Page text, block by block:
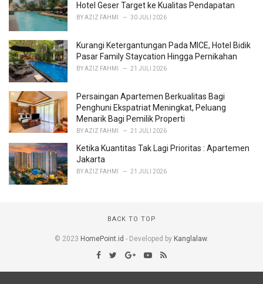
Hotel Geser Target ke Kualitas Pendapatan
BYAZIZ FAHMI 30 JULI 2026
Kurangi Ketergantungan Pada MICE, Hotel Bidik
Pasar Family Staycation Hingga Pernikahan
BYAZIZ FAHMI 21 JULI 2026
Persaingan Apartemen Berkualitas Bagi
Penghuni Ekspatriat Meningkat, Peluang
Menarik Bagi Pemilik Properti
BYAZIZ FAHMI 21 JULI 2026
Ketika Kuantitas Tak Lagi Prioritas : Apartemen
Jakarta
BYAZIZ FAHMI 21 JULI 2026
BACK TO TOP
© 2023 HomePoint.id - Developed by Kanglalaw.